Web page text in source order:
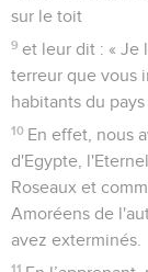
sur le toit
9 et leur dit : « Je
terreur que vous
habitants du
10 En effet, nous
d'Egypte,
Roseaux et
Amoréens de
avez exterminés.
11